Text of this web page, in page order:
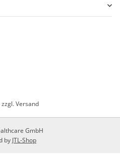
Versand
GmbH
by JTL-Shop